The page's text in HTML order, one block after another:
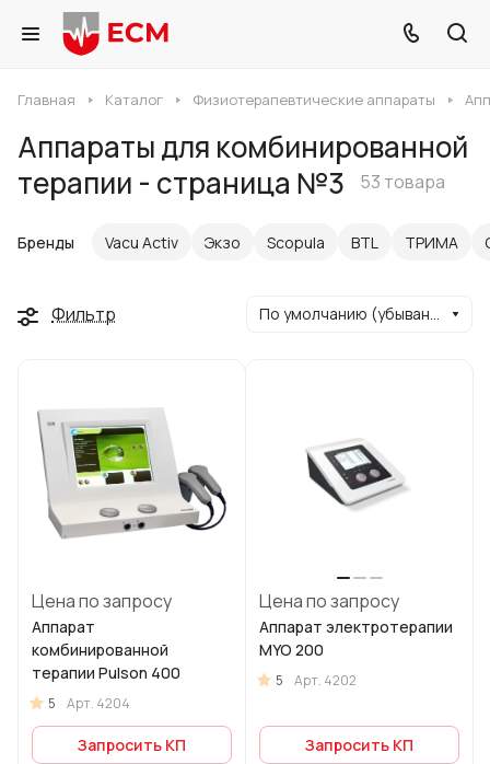
Главная Каталог Физиотерапевтические аппараты
Аппараты для комбинированной
терапии - страница №3
53 товара
Бренды Vacu Activ Экзо Scopula BTL ТРИМА
Фильтр По умолчанию (убывание)
Цена по запросу
Аппарат
комбинированной
терапии Pulson 400
5 Арт. 4204
Запросить КП
Цена по запросу
Аппарат электротерапии
MYO 200
5 Арт. 4202
Запросить КП